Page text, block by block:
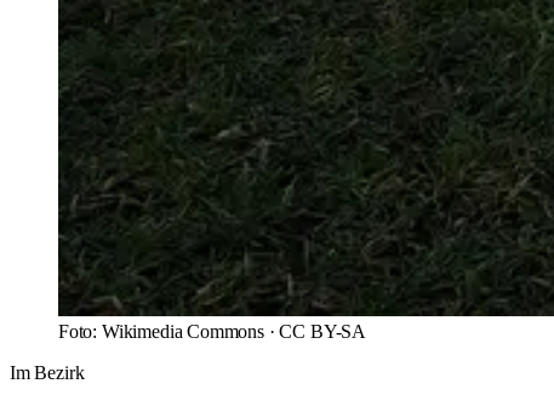
Foto: Wikimedia Commons·CC BY-SA
Im Bezirk